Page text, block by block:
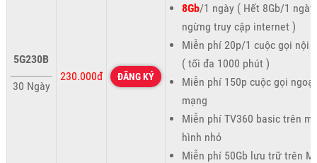
5G230B
30 Ngày
230.000đ ĐĂNG KÝ
8Gb/1 ngày ( Hết 8Gb/1 ngày
ngừng truy cập internet )
Miễn phí 20p/1 cuộc gọi nội
( tối đa 1000 phút )
Miễn phí 150p cuộc gọi ngoại
mạng
Miễn phí TV360 basic trên
hình nhỏ
Miễn phí 50Gb lưu trữ trên